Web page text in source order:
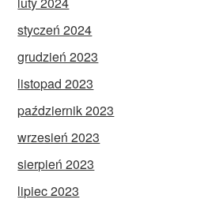
styczeń 2024
grudzień 2023
listopad 2023
październik 2023
wrzesień 2023
sierpień 2023
lipiec 2023